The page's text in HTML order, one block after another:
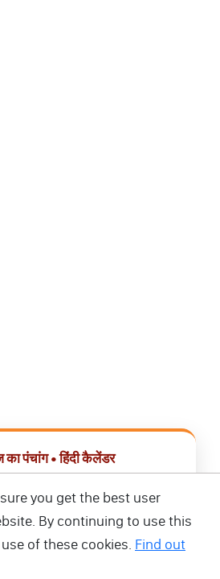
पंचांग • हिंदी कैलेंडर
कैलेंडर ऐप डाउनलोड करें
you get the best user
By continuing to use this
of these cookies. Find out